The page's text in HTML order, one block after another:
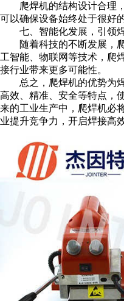
爬焊机的结构设计合理，
可以确保设备始终处于很好
七、智能化发展，引领
随着科技的不断发展，爬
工智能、物联网等技术，爬
接行业带来更多可能性。
总之，爬焊机的优势为焊
高效、精准、安全等特点，
来的工业生产中，爬焊机必
业提升竞争力，开启焊接高